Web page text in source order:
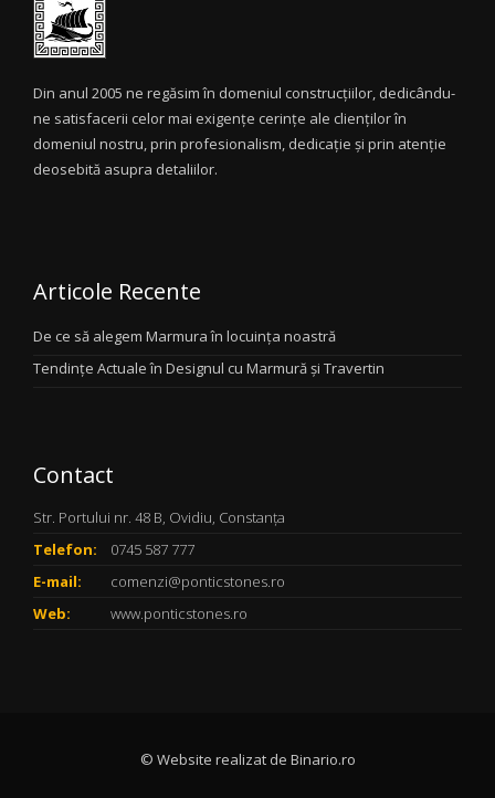
Din anul 2005 ne regăsim în domeniul construcțiilor, dedicându-
ne satisfacerii celor mai exigențe cerințe ale clienților în
domeniul nostru, prin profesionalism, dedicație și prin atenție
deosebită asupra detaliilor.
Articole Recente
De ce să alegem Marmura în locuința noastră
Tendințe Actuale în Designul cu Marmură și Travertin
Contact
Str. Portului nr. 48 B, Ovidiu, Constanța
Telefon:
0745 587 777
E-mail:
comenzi@ponticstones.ro
Web:
www.ponticstones.ro
© Website realizat de Binario.ro